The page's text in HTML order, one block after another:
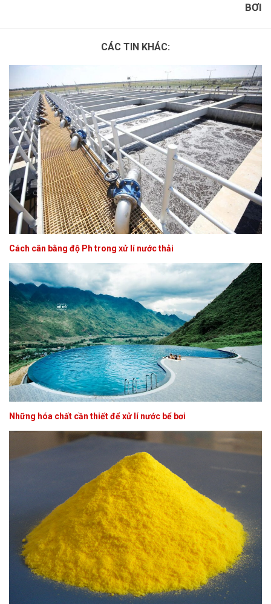
BƠI
CÁC TIN KHÁC:
Cách cân bằng độ Ph trong xử lí nước thải
Những hóa chất cần thiết để xử lí nước bể bơi